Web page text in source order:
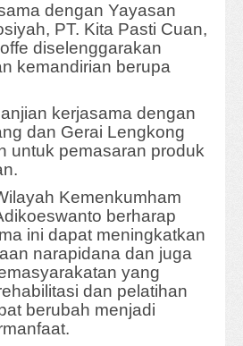
dengan Yayasan
PT. Kita Pasti Cuan,
diselenggarakan
kemandirian berupa
kerjasama dengan
dan Gerai Lengkong
untuk pemasaran produk
Kemenkumham
berharap
ini dapat meningkatkan
narapidana dan juga
yang
dan pelatihan
berubah menjadi